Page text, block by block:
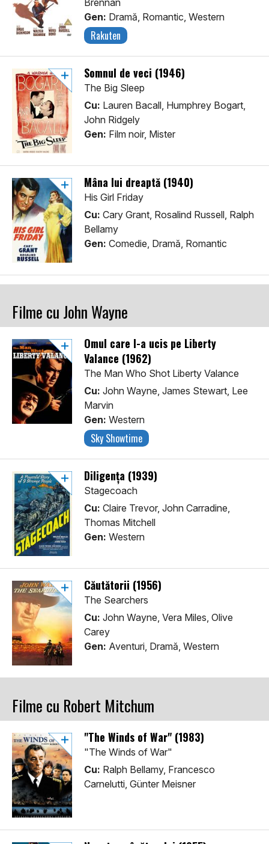
Brennan
Gen: Dramă, Romantic, Western
Rakuten
Somnul de veci (1946)
The Big Sleep
Cu: Lauren Bacall, Humphrey Bogart,
John Ridgely
Gen: Film noir, Mister
Mâna lui dreaptă (1940)
His Girl Friday
Cu: Cary Grant, Rosalind Russell, Ralph
Bellamy
Gen: Comedie, Dramă, Romantic
Filme cu John Wayne
Omul care l-a ucis pe Liberty
Valance (1962)
The Man Who Shot Liberty Valance
Cu: John Wayne, James Stewart, Lee
Marvin
Gen: Western
Sky Showtime
Diligența (1939)
Stagecoach
Cu: Claire Trevor, John Carradine,
Thomas Mitchell
Gen: Western
Căutătorii (1956)
The Searchers
Cu: John Wayne, Vera Miles, Olive
Carey
Gen: Aventuri, Dramă, Western
Filme cu Robert Mitchum
"The Winds of War" (1983)
"The Winds of War"
Cu: Ralph Bellamy, Francesco
Carnelutti, Günter Meisner